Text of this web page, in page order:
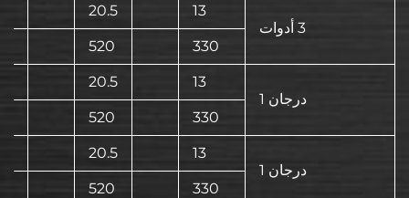
3 أدوات
13
20.5
330
520
درجان 1
13
20.5
330
520
درجان 1
13
20.5
330
520